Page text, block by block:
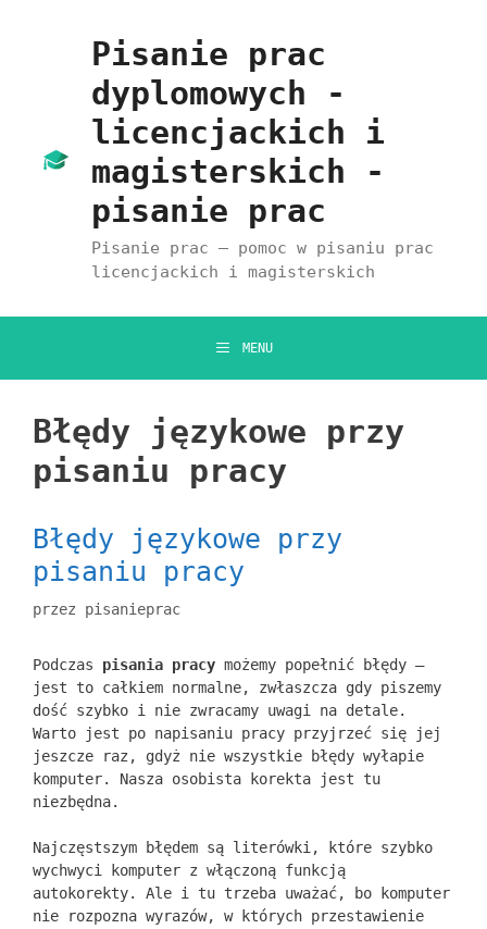
Pisanie prac
dyplomowych -
licencjackich i
magisterskich -
pisanie prac
Pisanie prac – pomoc w pisaniu prac
licencjackich i magisterskich
MENU
Błędy językowe przy
pisaniu pracy
Błędy językowe przy
pisaniu pracy
przez pisanieprac
Podczas pisania pracy możemy popełnić błędy –
jest to całkiem normalne, zwłaszcza gdy piszemy
dość szybko i nie zwracamy uwagi na detale.
Warto jest po napisaniu pracy przyjrzeć się jej
jeszcze raz, gdyż nie wszystkie błędy wyłapie
komputer. Nasza osobista korekta jest tu
niezbędna.
Najczęstszym błędem są literówki, które szybko
wychwyci komputer z włączoną funkcją
autokorekty. Ale i tu trzeba uważać, bo komputer
nie rozpozna wyrazów, w których przestawienie